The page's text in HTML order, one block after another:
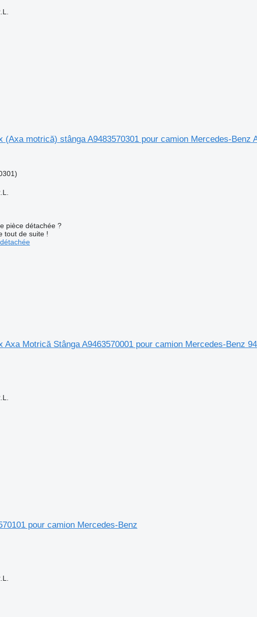
(Axa motrică) stânga A9483570301 pour camion Mercedes-Benz
pièce détachée ?
tout de suite !
Axa Motrică Stânga A9463570001 pour camion Mercedes-Benz
pour camion Mercedes-Benz